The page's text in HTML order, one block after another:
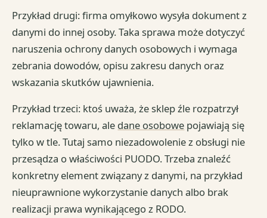
Przykład drugi: firma omyłkowo wysyła dokument z
danymi do innej osoby. Taka sprawa może dotyczyć
naruszenia ochrony danych osobowych i wymaga
zebrania dowodów, opisu zakresu danych oraz
wskazania skutków ujawnienia.
Przykład trzeci: ktoś uważa, że sklep źle rozpatrzył
reklamację towaru, ale dane osobowe pojawiają się
tylko w tle. Tutaj samo niezadowolenie z obsługi nie
przesądza o właściwości PUODO. Trzeba znaleźć
konkretny element związany z danymi, na przykład
nieuprawnione wykorzystanie danych albo brak
realizacji prawa wynikającego z RODO.